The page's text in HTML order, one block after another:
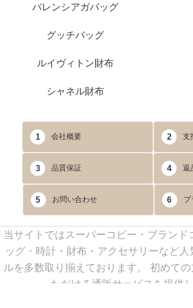
バレンシアガバッグ
グッチバッグ
ルイヴィトン財布
シャネル財布
1 会社概要 2 支
3 品質保証 4 返
5 お問い合わせ 6 プ
当サイトではスーパーコピー・ブランド
ッグ・時計・財布・アクセサリーなど
ルを多数取り揃えております。 初めて
ただける通販サービスを提供